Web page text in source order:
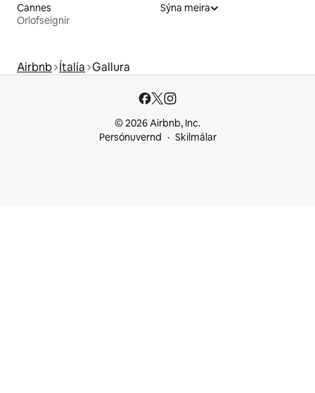
Cannes
Orlofseignir
Sýna meira
Airbnb Ítalía Gallura
© 2026 Airbnb, Inc.
Persónuvernd
Skilmálar